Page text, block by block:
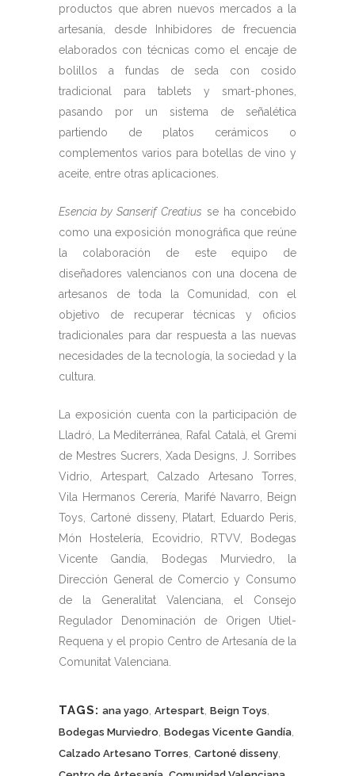
productos que abren nuevos mercados a la
artesanía, desde Inhibidores de frecuencia
elaborados con técnicas como el encaje de
bolillos a fundas de seda con cosido
tradicional para tablets y smart-phones,
pasando por un sistema de señalética
partiendo de platos cerámicos o
complementos varios para botellas de vino y
aceite, entre otras aplicaciones.
Esencia by Sanserif Creatius se ha concebido
como una exposición monográfica que reúne
la colaboración de este equipo de
diseñadores valencianos con una docena de
artesanos de toda la Comunidad, con el
objetivo de recuperar técnicas y oficios
tradicionales para dar respuesta a las nuevas
necesidades de la tecnología, la sociedad y la
cultura.
La exposición cuenta con la participación de
Lladró, La Mediterránea, Rafal Català, el Gremi
de Mestres Sucrers, Xada Designs, J. Sorribes
Vidrio, Artespart, Calzado Artesano Torres,
Vila Hermanos Cerería, Marifé Navarro, Beign
Toys, Cartoné disseny, Platart, Eduardo Peris,
Món Hostelería, Ecovidrio, RTVV, Bodegas
Vicente Gandía, Bodegas Murviedro, la
Dirección General de Comercio y Consumo
de la Generalitat Valenciana, el Consejo
Regulador Denominación de Origen Utiel-
Requena y el propio Centro de Artesanía de la
Comunitat Valenciana.
TAGS: ana yago Artespart Beign Toys
Bodegas Murviedro Bodegas Vicente Gandía
Calzado Artesano Torres Cartoné disseny